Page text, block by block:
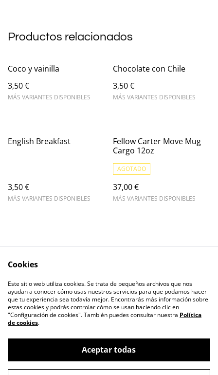
Productos relacionados
Coco y vainilla
3,50 €
MÁS VARIANTES DISPONIBLES
Chocolate con Chile
3,50 €
MÁS VARIANTES DISPONIBLES
English Breakfast
3,50 €
MÁS VARIANTES DISPONIBLES
Fellow Carter Move Mug
Cargo 12oz
AGOTADO
37,00 €
MÁS VARIANTES DISPONIBLES
Privacy Policy
Cookie Policy
Contactos
©2026ERIZO - Tienda de Café y Té
Cookies
Este sitio web utiliza cookies. Se trata de pequeños archivos que nos
ayudan a conocer cómo usas nuestros servicios para que podamos hacer
que tu experiencia sea todavía mejor. Encontrarás más información sobre
estas cookies y podrás controlar cómo se usan haciendo clic en
"Configuración de cookies". También puedes consultar nuestra Política
de cookies.
Aceptar todas